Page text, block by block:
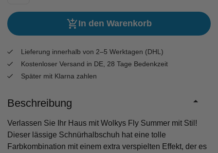
In den Warenkorb
Lieferung innerhalb von 2–5 Werktagen (DHL)
Kostenloser Versand in DE, 28 Tage Bedenkzeit
Später mit Klarna zahlen
Beschreibung
Verlassen Sie Ihr Haus mit Wolkys Fly Summer mit Stil!
Dieser lässige Schnürhalbschuh hat eine tolle
Farbkombination mit einem extra verspielten Effekt, der es